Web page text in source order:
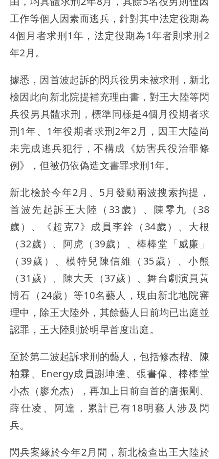
工作等個人因素而逃兵，針對其中法定役期為
4個月者求刑1年，法定役期為1年者則求刑2
年2月。
據悉，因首波起訴的閃兵役男未被求刑，新北
檢因此向新北院提補充理由書，對王大陸等閃
兵役男具體求刑，標準同樣是4個月役期者求
刑1年、1年役期者求刑2年2月，因王大陸尚
未完成逃兵犯行，不構成《妨害兵役治罪條
例》，但被仍依偽造文書罪求刑1年。
新北檢於今年2月、5月發動兩波搜索拘提，
首波先起訴王大陸（33歲）、陳零九（38
歲）、《超克7》成員李銓（34歲）、大根
（32歲）、阿虎（39歲）、棒棒堂「威廉」
（39歲）、模特兒陳信維（35歲）、小熊
（31歲）、陳大天（37歲）、舞台劇演員黃
博石（24歲）等10名藝人，現由新北地院審
理中，除王大陸外，其餘藝人日前均已出庭並
認罪，王大陸則於明早首度出庭。
至於第二波起訴求刑的藝人，包括修杰楷、陳
柏霖、Energy成員謝坤達、張書偉、棒棒堂
小杰（廖允杰），再加上日前自首的唐振剛、
薛仕凌、阿達，累計已有18明藝人涉及閃
兵。
閃兵案緣於今年2月間，新北檢查出王大陸於